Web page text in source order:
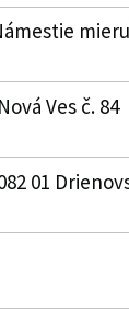
Ves č. 84
01